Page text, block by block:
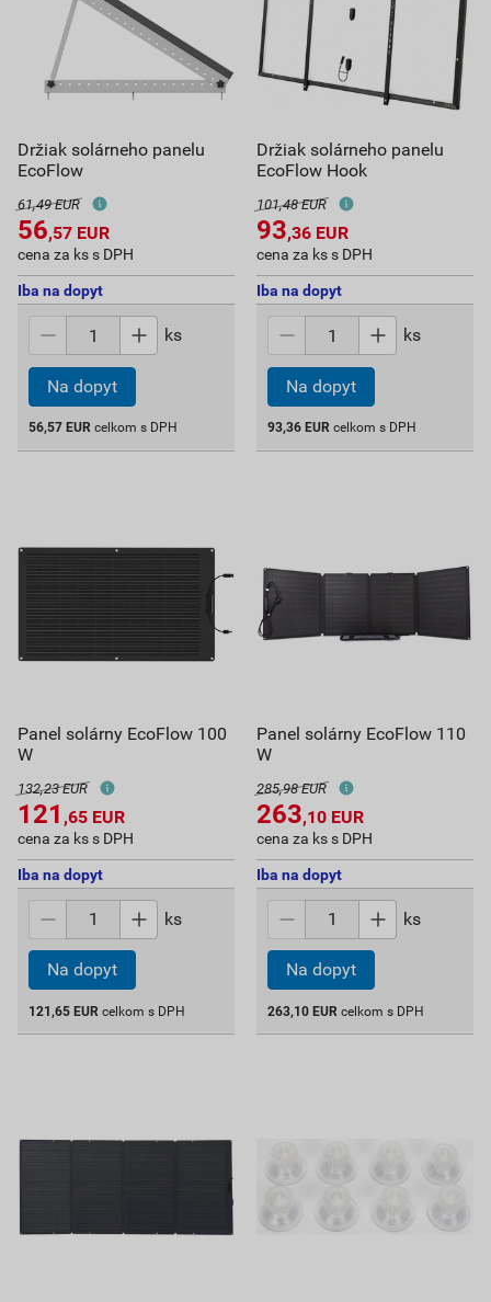
Držiak solárneho panelu
EcoFlow
61,49 EUR
56,57 EUR
cena za ks s DPH
Iba na dopyt
ks
Na dopyt
56,57 EUR celkom s DPH
Držiak solárneho panelu
EcoFlow Hook
101,48 EUR
93,36 EUR
cena za ks s DPH
Iba na dopyt
ks
Na dopyt
93,36 EUR celkom s DPH
Panel solárny EcoFlow 100
W
132,23 EUR
121 ,65 EUR
cena za ks s DPH
Iba na dopyt
ks
Na dopyt
121,65 EUR celkom s DPH
Panel solárny EcoFlow 110
W
285,98 EUR
263,10 EUR
cena za ks s DPH
Iba na dopyt
ks
Na dopyt
263,10 EUR celkom s DPH